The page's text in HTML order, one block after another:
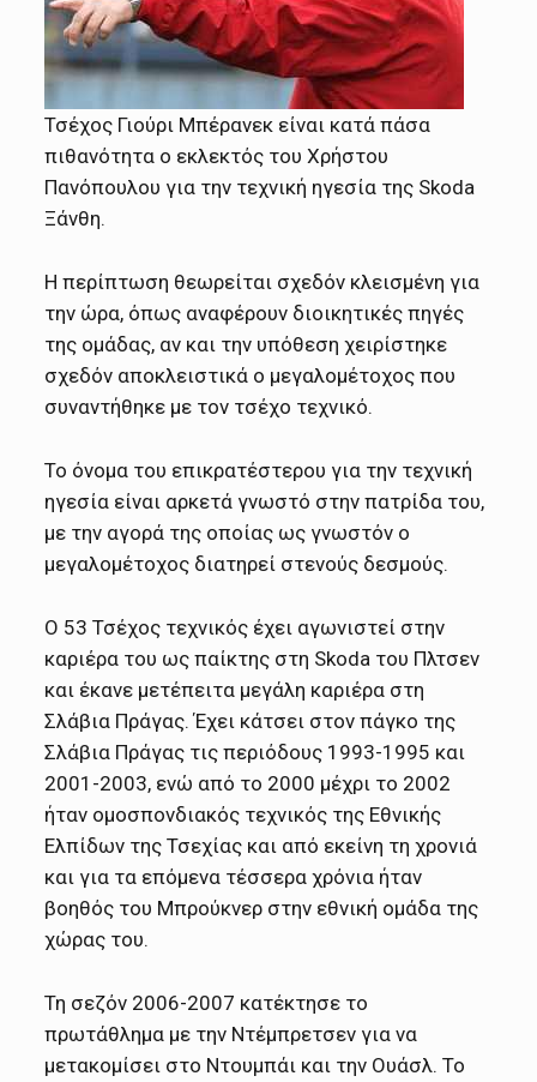
Τσέχος Γιούρι Μπέρανεκ είναι κατά πάσα
πιθανότητα ο εκλεκτός του Χρήστου
Πανόπουλου για την τεχνική ηγεσία της Skoda
Ξάνθη.
Η περίπτωση θεωρείται σχεδόν κλεισμένη για
την ώρα, όπως αναφέρουν διοικητικές πηγές
της ομάδας, αν και την υπόθεση χειρίστηκε
σχεδόν αποκλειστικά ο μεγαλομέτοχος που
συναντήθηκε με τον τσέχο τεχνικό.
Το όνομα του επικρατέστερου για την τεχνική
ηγεσία είναι αρκετά γνωστό στην πατρίδα του,
με την αγορά της οποίας ως γνωστόν ο
μεγαλομέτοχος διατηρεί στενούς δεσμούς.
Ο 53 Τσέχος τεχνικός έχει αγωνιστεί στην
καριέρα του ως παίκτης στη Skoda του Πλτσεν
και έκανε μετέπειτα μεγάλη καριέρα στη
Σλάβια Πράγας. Έχει κάτσει στον πάγκο της
Σλάβια Πράγας τις περιόδους 1993-1995 και
2001-2003, ενώ από το 2000 μέχρι το 2002
ήταν ομοσπονδιακός τεχνικός της Εθνικής
Ελπίδων της Τσεχίας και από εκείνη τη χρονιά
και για τα επόμενα τέσσερα χρόνια ήταν
βοηθός του Μπρούκνερ στην εθνική ομάδα της
χώρας του.
Τη σεζόν 2006-2007 κατέκτησε το
πρωτάθλημα με την Ντέμπρετσεν για να
μετακομίσει στο Ντουμπάι και την Ουάσλ. Το